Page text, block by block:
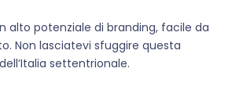
alto potenziale di branding, facile da
Non lasciatevi sfuggire questa
settentrionale.